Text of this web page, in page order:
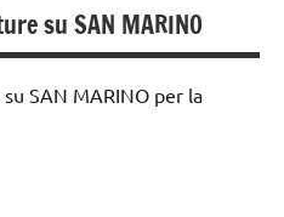
su SAN MARINO
SAN MARINO per la